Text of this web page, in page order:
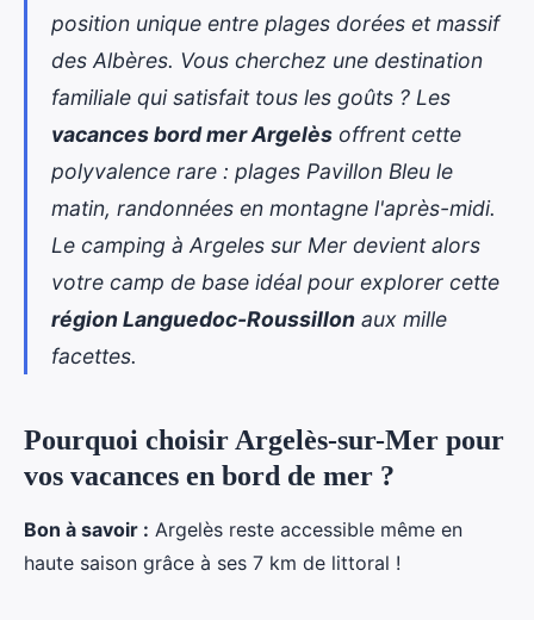
position unique entre plages dorées et massif
des Albères. Vous cherchez une destination
familiale qui satisfait tous les goûts ? Les
vacances bord mer Argelès offrent cette
polyvalence rare : plages Pavillon Bleu le
matin, randonnées en montagne l'après-midi.
Le camping à Argeles sur Mer devient alors
votre camp de base idéal pour explorer cette
région Languedoc-Roussillon aux mille
facettes.
Pourquoi choisir Argelès-sur-Mer pour
vos vacances en bord de mer ?
Bon à savoir : Argelès reste accessible même en
haute saison grâce à ses 7 km de littoral !